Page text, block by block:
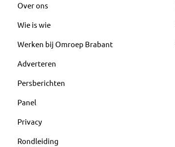
Over ons
Wie is wie
Werken bij Omroep Brabant
Adverteren
Persberichten
Panel
Privacy
Rondleiding